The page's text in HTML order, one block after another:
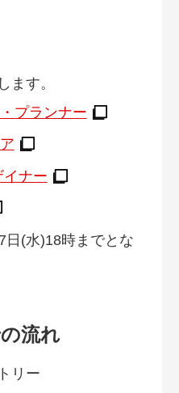
ます。
プランナー
イナー
(水)18時までとな
流れ
リー